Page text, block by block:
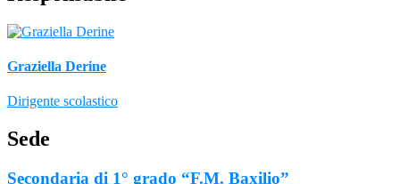
Graziella Derine
Dirigente scolastico
Sede
Secondaria di 1° grado “F.M. Baxilio”